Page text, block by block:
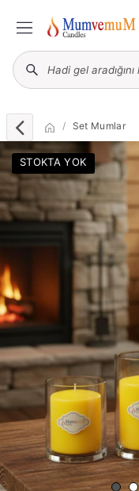
Set Mumlar
STOKTA YOK